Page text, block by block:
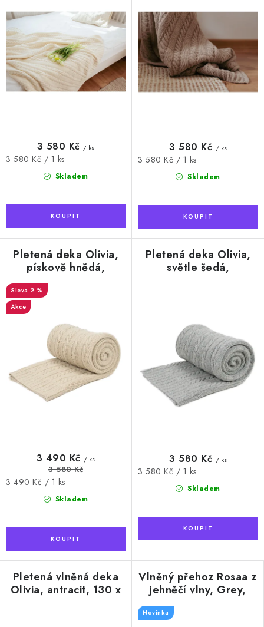
u
k
t
ů
d
u
k
t
ů
Skladem
3 580 Kč / ks
Měrná
3 580 Kč / 1 ks
Skladem
3 580 Kč / ks
Měrná
3 580 Kč / 1 ks
Pletená deka Olivia,
pískově hnědá,
Australské Merino,
130 x 170 cm
2 %
Akce
Skladem
3 490 Kč / ks
3 580 Kč
Měrná
3 490 Kč / 1 ks
Pletená deka Olivia,
světle šedá,
Skladem
3 580 Kč / ks
Měrná
3 580 Kč / 1 ks
Pletená vlněná deka
Olivia, antracit, 130 x
Vlněný přehoz Rosaa z
jehněčí vlny, Grey,
140 x 160 cm
Novinka